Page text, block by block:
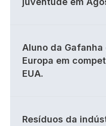
Aluno da
Europa em
EUA.
Resíduos da